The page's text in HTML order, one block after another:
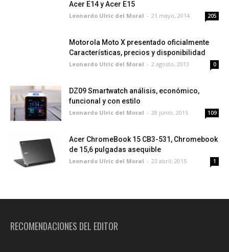
Acer E14 y Acer E15
Leonardo Ulric del Moral - 21 mayo, 2014 205
Motorola Moto X presentado oficialmente
Características, precios y disponibilidad
Leonardo Ulric del Moral - 2 agosto, 2013 0
DZ09 Smartwatch análisis, económico,
funcional y con estilo
Leonardo Ulric del Moral - 28 junio, 2015 109
Acer ChromeBook 15 CB3-531, Chromebook
de 15,6 pulgadas asequible
Leonardo Ulric del Moral - 23 abril, 2015 1
RECOMENDACIONES DEL EDITOR